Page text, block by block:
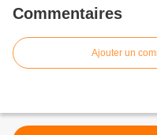
Commentaires
Ajouter un